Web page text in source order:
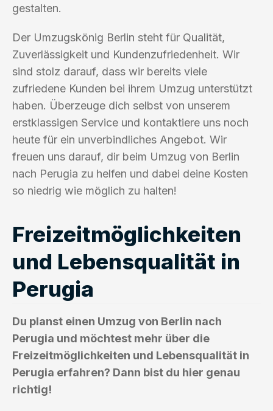
gestalten.
Der Umzugskönig Berlin steht für Qualität,
Zuverlässigkeit und Kundenzufriedenheit. Wir
sind stolz darauf, dass wir bereits viele
zufriedene Kunden bei ihrem Umzug unterstützt
haben. Überzeuge dich selbst von unserem
erstklassigen Service und kontaktiere uns noch
heute für ein unverbindliches Angebot. Wir
freuen uns darauf, dir beim Umzug von Berlin
nach Perugia zu helfen und dabei deine Kosten
so niedrig wie möglich zu halten!
Freizeitmöglichkeiten
und Lebensqualität in
Perugia
Du planst einen Umzug von Berlin nach
Perugia und möchtest mehr über die
Freizeitmöglichkeiten und Lebensqualität in
Perugia erfahren? Dann bist du hier genau
richtig!